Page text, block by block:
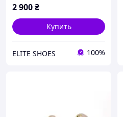
2 900₴
Купить
ELITE SHOES 100%